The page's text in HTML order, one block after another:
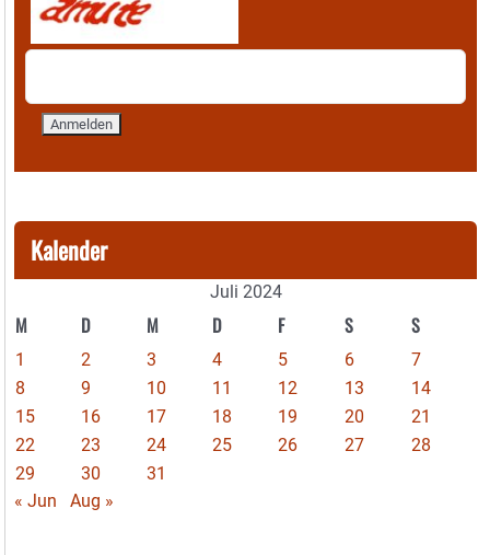
Kalender
Juli 2024
M D M D F S S
1 2 3 4 5 6
7
8
9 10 11 12 13
14
15
16 17 18 19 20
21
22
23 24 25 26 27
28
29
30
31
« Jun
Aug »